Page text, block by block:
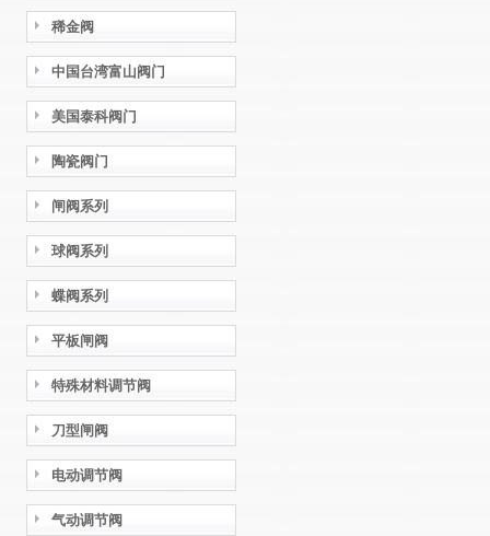
稀金阀
中国台湾富山阀门
美国泰科阀门
陶瓷阀门
闸阀系列
球阀系列
蝶阀系列
平板闸阀
特殊材料调节阀
刀型闸阀
电动调节阀
气动调节阀